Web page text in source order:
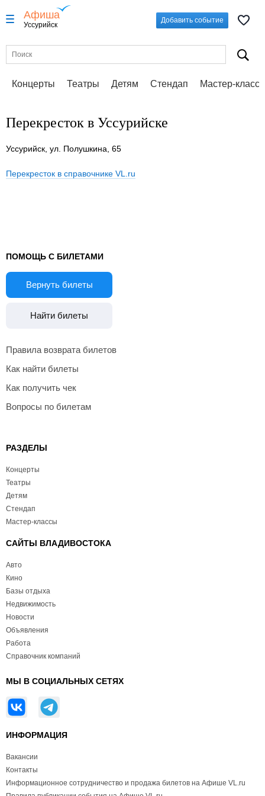
Афиша
Уссурийск
Добавить событие
Концерты Театры Детям Стендап Мастер-
Перекресток в Уссурийске
Уссурийск, ул. Полушкина, 65
Перекресток в справочнике VL.ru
ПОМОЩЬ С БИЛЕТАМИ
Вернуть билеты
Найти билеты
Правила возврата билетов
Как найти билеты
Как получить чек
Вопросы по билетам
РАЗДЕЛЫ
Концерты
Театры
Детям
Стендап
Мастер-классы
САЙТЫ ВЛАДИВОСТОКА
Авто
Кино
Базы отдыха
Недвижимость
Новости
Объявления
Работа
Справочник компаний
МЫ В СОЦИАЛЬНЫХ СЕТЯХ
ИНФОРМАЦИЯ
Вакансии
Контакты
Информационное сотрудничество и продажа билетов на Афише VL.ru